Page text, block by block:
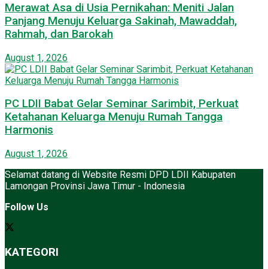
Merawat Asa di Usia Pernikahan: Meniti Jalan
Panjang Menuju Keluarga Sakinah, Mawaddah,
Rahmah, dan Barokah
August 1, 2026
PC LDII Babat Gelar Seminar Sarimbit, Perkuat
Ketahanan Keluarga Menuju Rumah Tangga
Harmonis
August 1, 2026
Selamat datang di Website Resmi DPD LDII Kabupaten
Lamongan Provinsi Jawa Timur - Indonesia
Follow Us
KATEGORI